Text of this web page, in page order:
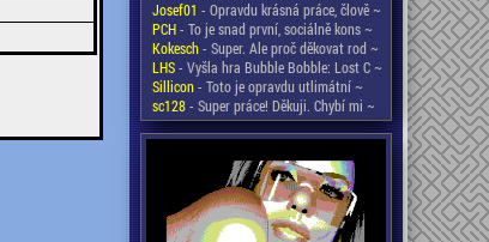
Josef01 - Opravdu krásná práce, člově ~
PCH- To je snad první, sociálně kons ~
Kokesch- Super. Ale proč děkovat rod ~
LHS- Vyšla hra Bubble Bobble: Lost C ~
Sillicon- Toto je opravdu utlimátní ~
sc128- Super práce! Děkuji. Chybí mi ~